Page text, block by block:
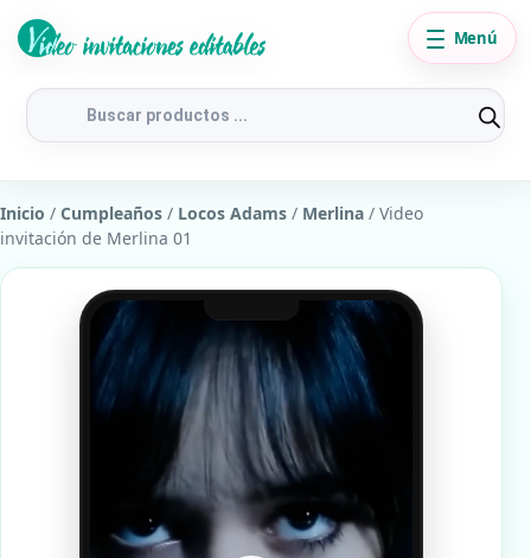
Búsqueda
productos
Menú
Inicio / Cumpleaños / Locos Adams / Merlina / Video
invitación de Merlina 01